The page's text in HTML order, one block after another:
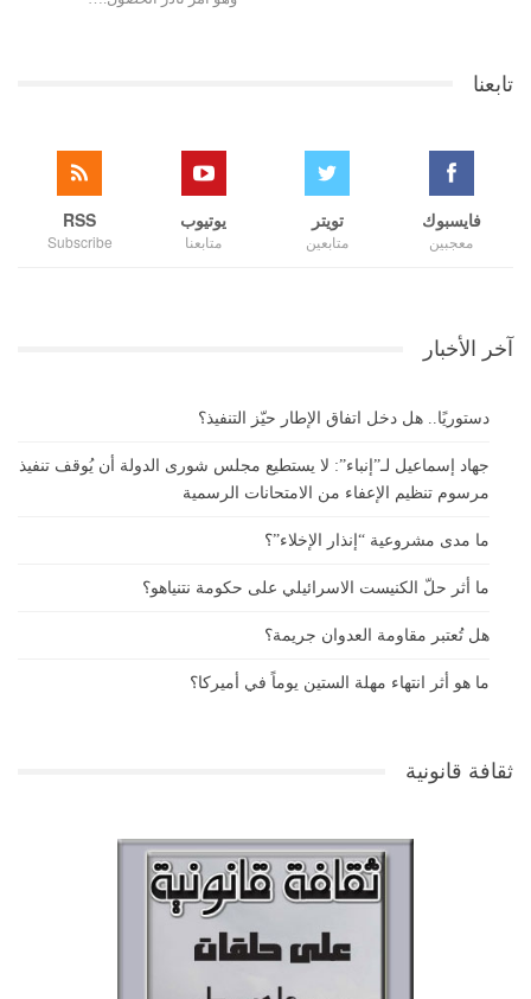
تابعنا
فايسبوك
معجبين
تويتر
متابعين
يوتيوب
متابعنا
RSS
Subscribe
آخر الأخبار
دستوريًا.. هل دخل اتفاق الإطار حيّز التنفيذ؟
جهاد إسماعيل لـ”إنباء”: لا يستطيع مجلس شورى الدولة أن يُوقف تنفيذ
مرسوم تنظيم الإعفاء من الامتحانات الرسمية
ما مدى مشروعية “إنذار الإخلاء”؟
ما أثر حلّ الكنيست الاسرائيلي على حكومة نتنياهو؟
هل تُعتبر مقاومة العدوان جريمة؟
ما هو أثر انتهاء مهلة الستين يوماً في أميركا؟
ثقافة قانونية